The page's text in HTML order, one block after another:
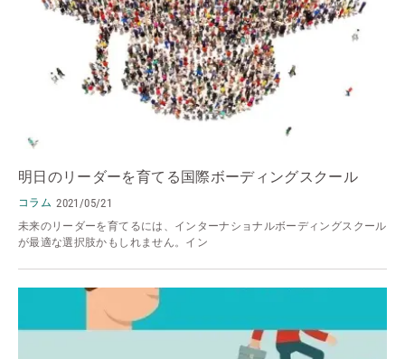
明日のリーダーを育てる国際ボーディングスクール
コラム 2021/05/21
未来のリーダーを育てるには、インターナショナルボーディングスクール
が最適な選択肢かもしれません。イン